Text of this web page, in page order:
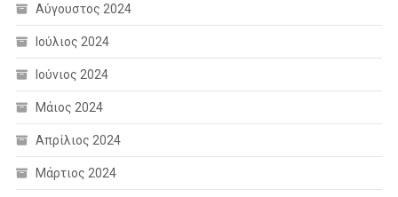
Αύγουστος 2024
Ιούλιος 2024
Ιούνιος 2024
Μάιος 2024
Απρίλιος 2024
Μάρτιος 2024